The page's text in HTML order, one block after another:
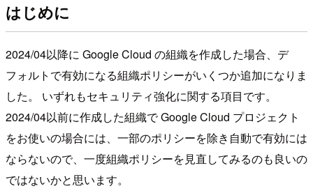
はじめに
2024/04以降に Google Cloud の組織を作成した場合、デ
フォルトで有効になる組織ポリシーがいくつか追加になりま
した。 いずれもセキュリティ強化に関する項目です。
2024/04以前に作成した組織で Google Cloud プロジェクト
をお使いの場合には、一部のポリシーを除き自動で有効には
ならないので、一度組織ポリシーを見直してみるのも良いの
ではないかと思います。